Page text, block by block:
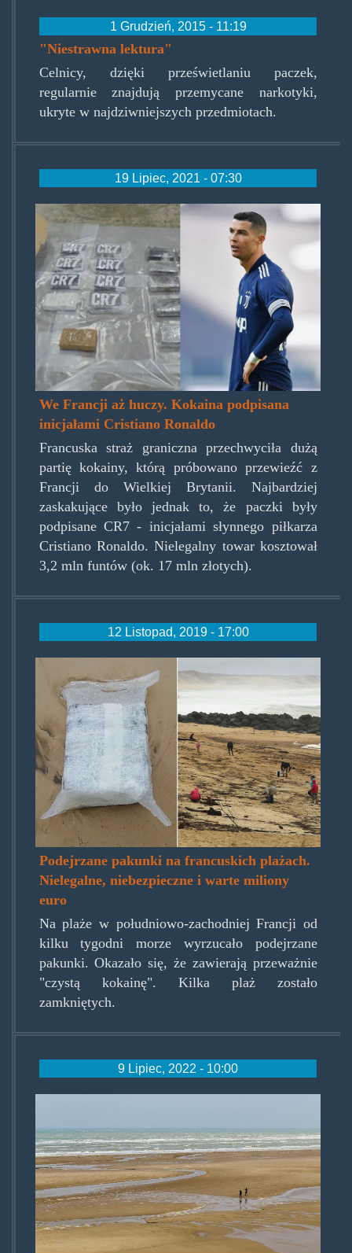
1 Grudzień, 2015 - 11:19
"Niestrawna lektura"
Celnicy, dzięki prześwietlaniu paczek,
regularnie znajdują przemycane narkotyki,
ukryte w najdziwniejszych przedmiotach.
19 Lipiec, 2021 - 07:30
kokoronaldo.jpg
We Francji aż huczy. Kokaina podpisana
inicjałami Cristiano Ronaldo
Francuska straż graniczna przechwyciła dużą
partię kokainy, którą próbowano przewieźć z
Francji do Wielkiej Brytanii. Najbardziej
zaskakujące było jednak to, że paczki były
podpisane CR7 - inicjałami słynnego piłkarza
Cristiano Ronaldo. Nielegalny towar kosztował
3,2 mln funtów (ok. 17 mln złotych).
12 Listopad, 2019 - 17:00
france-
drugs-
index.jpg
Podejrzane pakunki na francuskich plażach.
Nielegalne, niebezpieczne i warte miliony
euro
Na plaże w południowo-zachodniej Francji od
kilku tygodni morze wyrzucało podejrzane
pakunki. Okazało się, że zawierają przeważnie
"czystą kokainę". Kilka plaż zostało
zamkniętych.
9 Lipiec, 2022 - 10:00